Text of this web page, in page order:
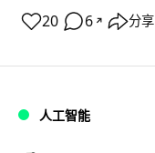
20 6 ↗ 分享
人工智能